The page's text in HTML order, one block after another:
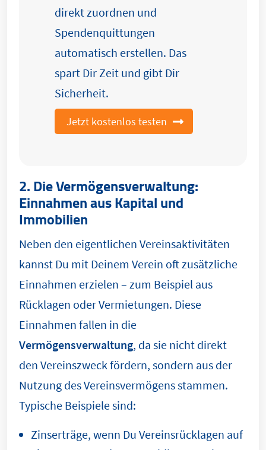
direkt zuordnen und
Spendenquittungen
automatisch erstellen. Das
spart Dir Zeit und gibt Dir
Sicherheit.
Jetzt kostenlos testen
2. Die Vermögensverwaltung:
Einnahmen aus Kapital und
Immobilien
Neben den eigentlichen Vereinsaktivitäten
kannst Du mit Deinem Verein oft zusätzliche
Einnahmen erzielen – zum Beispiel aus
Rücklagen oder Vermietungen. Diese
Einnahmen fallen in die
Vermögensverwaltung, da sie nicht direkt
den Vereinszweck fördern, sondern aus der
Nutzung des Vereinsvermögens stammen.
Typische Beispiele sind:
Zinserträge, wenn Du Vereinsrücklagen auf